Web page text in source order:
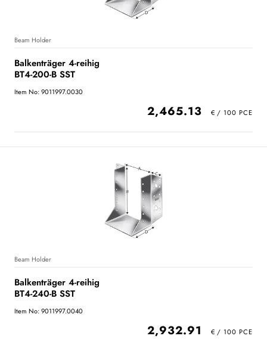
Beam Holder
Balkenträger 4-reihig
BT4-200-B SST
Item No: 9011997.0030
2,465.13
Beam Holder
Balkenträger 4-reihig
BT4-240-B SST
Item No: 9011997.0040
2,932.91